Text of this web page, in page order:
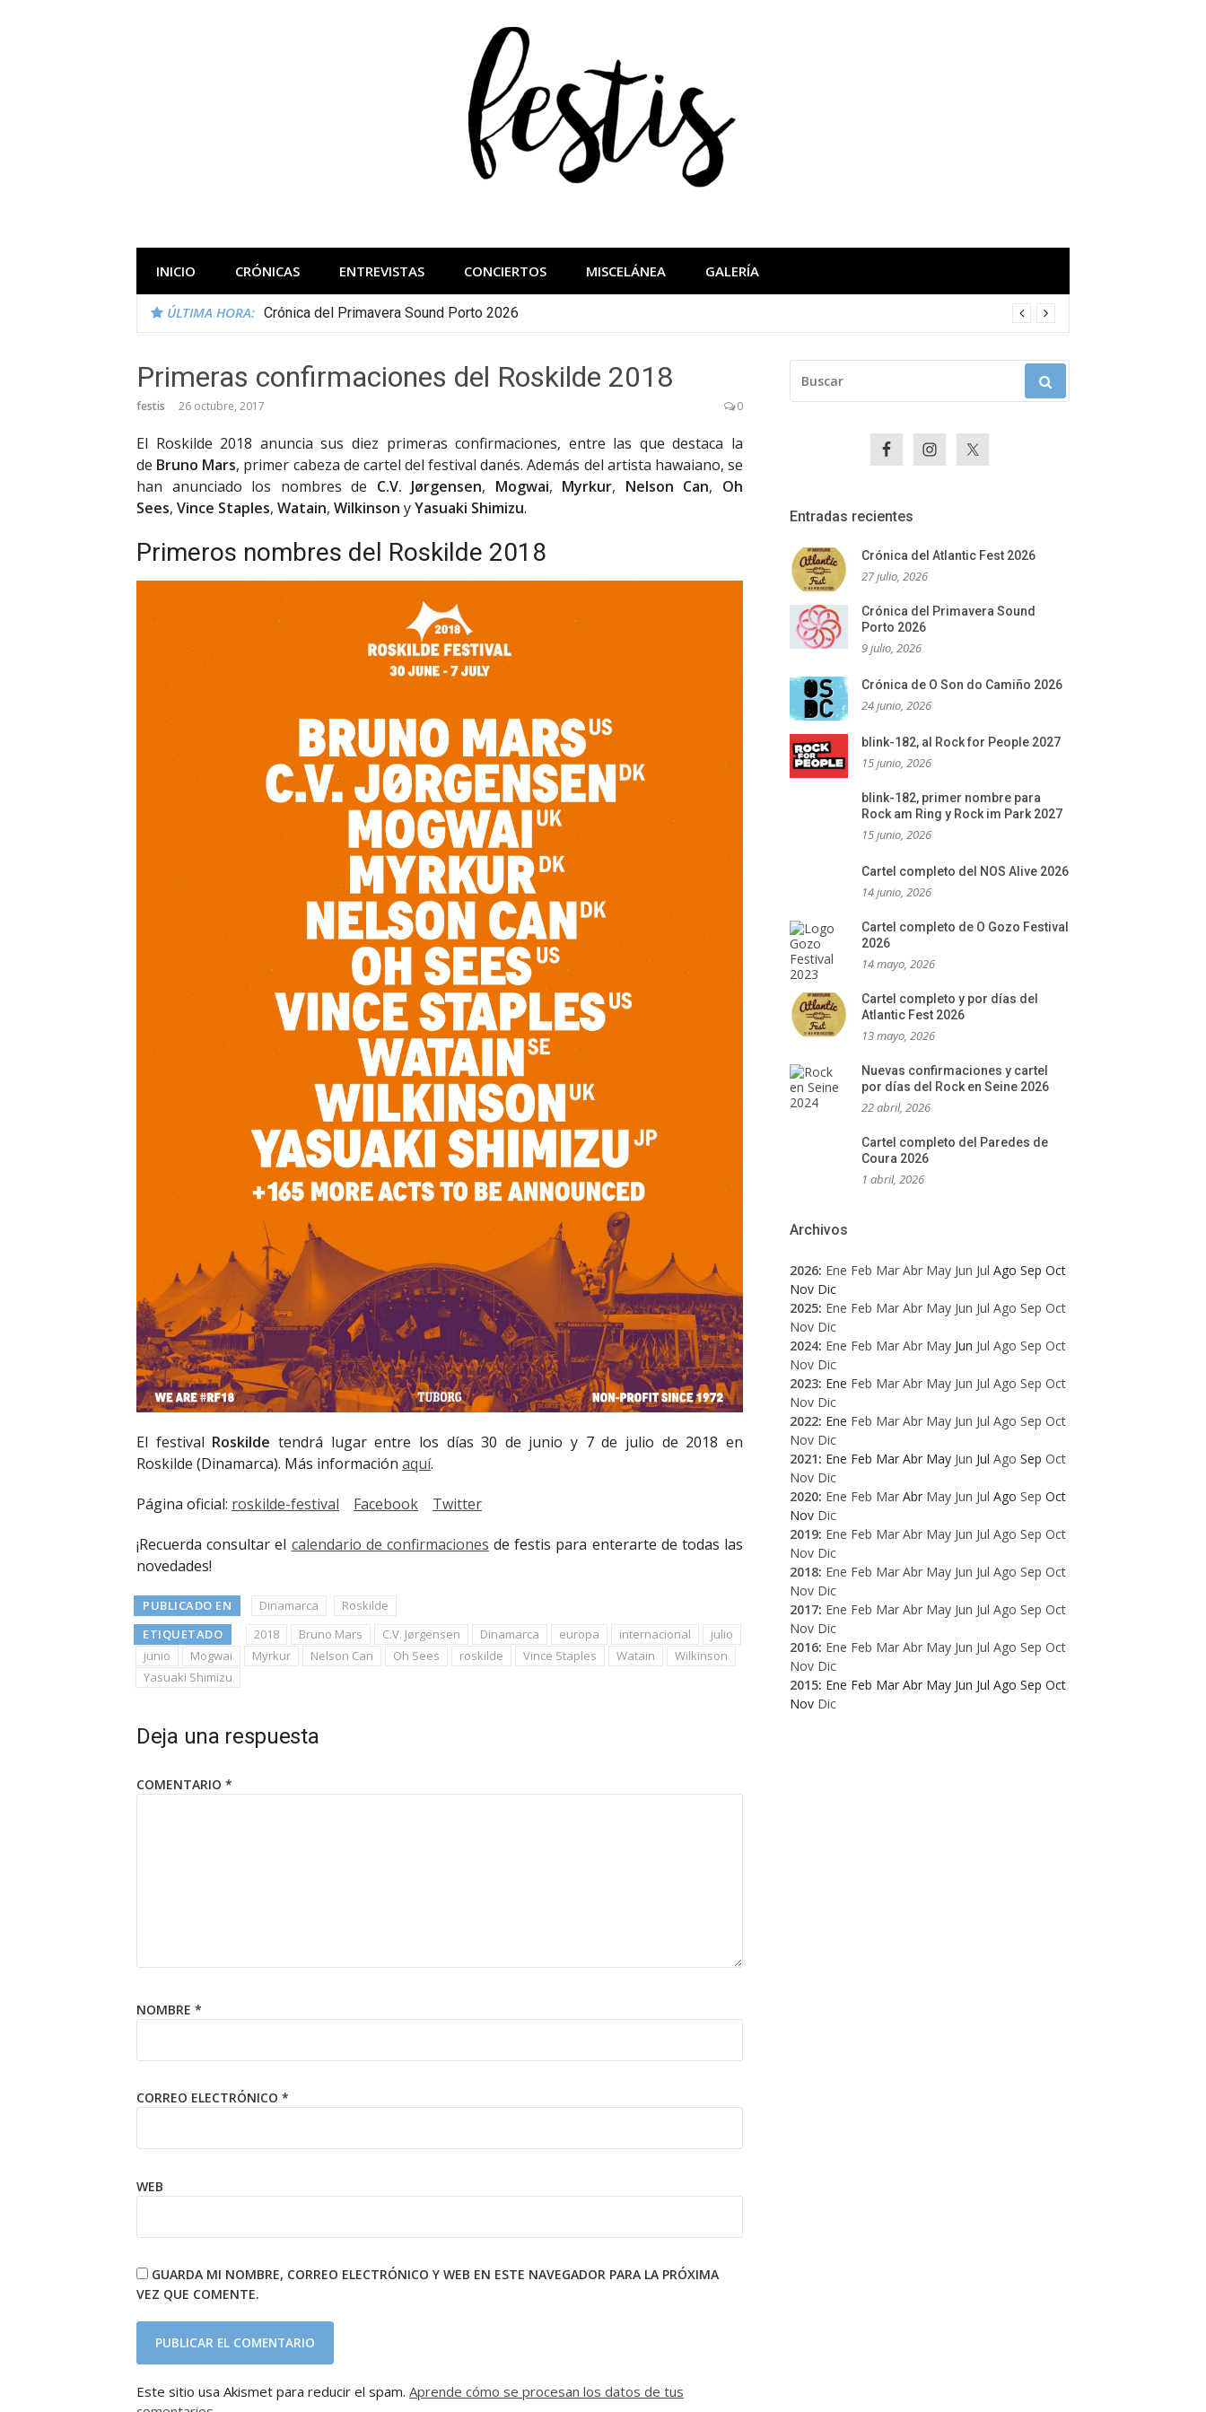
INICIO CRÓNICAS ENTREVISTAS CONCIERTOS MISCELÁNEA GALERÍA
ÚLTIMA HORA: Crónica del Primavera Sound Porto 2026
Primeras confirmaciones del Roskilde 2018
festis 26 octubre, 2017 0
El Roskilde 2018 anuncia sus diez primeras confirmaciones, entre las que destaca la
de Bruno Mars, primer cabeza de cartel del festival danés. Además del artista hawaiano, se
han anunciado los nombres de C.V. Jørgensen, Mogwai, Myrkur, Nelson Can, Oh
Sees, Vince Staples, Watain, Wilkinson yYasuaki Shimizu.
Primeros nombres del Roskilde 2018
El festival Roskilde tendrá lugar entre los días 30 de junio y 7 de julio de 2018 en
Roskilde (Dinamarca). Más información aquí.
Página oficial: roskilde-festival Facebook Twitter
¡Recuerda consultar el calendario de confirmaciones de festis para enterarte de todas las
novedades!
PUBLICADO EN Dinamarca
Roskilde
ETIQUETADO
2018 Bruno Mars C.V. Jørgensen Dinamarca europa internacional
julio
junio
Mogwai Myrkur Nelson Can Oh Sees roskilde Vince Staples Watain
Wilkinson
Yasuaki Shimizu
Deja una respuesta
COMENTARIO *
NOMBRE *
CORREO ELECTRÓNICO *
WEB
GUARDA MI NOMBRE, CORREO ELECTRÓNICO Y WEB EN ESTE NAVEGADOR PARA LA PRÓXIMA
VEZ QUE COMENTE.
Este sitio usa Akismet para reducir el spam. Aprende cómo se procesan los datos de tus
Entradas recientes
Crónica del Atlantic Fest 2026
27 julio, 2026
Crónica del Primavera Sound
Porto 2026
9 julio, 2026
Crónica de O Son do Camiño 2026
24 junio, 2026
blink-182, al Rock for People 2027
15 junio, 2026
blink-182, primer nombre para
Rock am Ring y Rock im Park 2027
15 junio, 2026
Cartel completo del NOS Alive 2026
14 junio, 2026
Cartel completo de O Gozo Festival
2026
14 mayo, 2026
Cartel completo y por días del
Atlantic Fest 2026
13 mayo, 2026
Nuevas confirmaciones y cartel
por días del Rock en Seine 2026
22 abril, 2026
Cartel completo del Paredes de
Coura 2026
1 abril, 2026
Archivos
2026: Ene Feb Mar Abr May Jun Jul Ago Sep Oct
Nov Dic
2025: Ene Feb Mar Abr May Jun Jul Ago Sep Oct
Nov Dic
2024: Ene Feb Mar Abr May Jun Jul Ago Sep Oct
Nov Dic
2023: Ene Feb Mar Abr May Jun Jul Ago Sep Oct
Nov Dic
2022: Ene Feb Mar Abr May Jun Jul Ago Sep Oct
Nov Dic
2021: Ene Feb Mar Abr May Jun Jul Ago Sep Oct
Nov Dic
2020: Ene Feb Mar Abr May Jun Jul Ago Sep Oct
Nov Dic
2019: Ene Feb Mar Abr May Jun Jul Ago Sep Oct
Nov Dic
2018: Ene Feb Mar Abr May Jun Jul Ago Sep Oct
Nov Dic
2017: Ene Feb Mar Abr May Jun Jul Ago Sep Oct
Nov Dic
2016: Ene Feb Mar Abr May Jun Jul Ago Sep Oct
Nov Dic
2015: Ene Feb Mar Abr May Jun Jul Ago Sep Oct
Nov Dic